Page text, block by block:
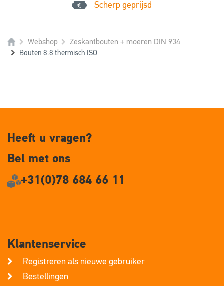
Scherp geprijsd
Webshop Zeskantbouten + moeren DIN 934
Bouten 8.8 thermisch ISO
Heeft u vragen?
Bel met ons
+31(0)78 684 66 11
Klantenservice
Registreren als nieuwe gebruiker
Bestellingen